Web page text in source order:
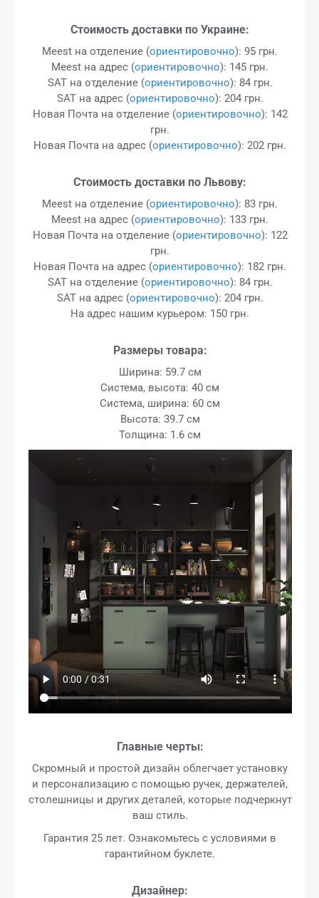
Стоимость доставки по Украине:
Meest на отделение (ориентировочно): 95 грн.
Meest на адрес (ориентировочно): 145 грн.
SAT на отделение (ориентировочно): 84 грн.
SAT на адрес (ориентировочно): 204 грн.
Новая Почта на отделение (ориентировочно): 142
грн.
Новая Почта на адрес (ориентировочно): 202 грн.
Стоимость доставки по Львову:
Meest на отделение (ориентировочно): 83 грн.
Meest на адрес (ориентировочно): 133 грн.
Новая Почта на отделение (ориентировочно): 122
грн.
Новая Почта на адрес (ориентировочно): 182 грн.
SAT на отделение (ориентировочно): 84 грн.
SAT на адрес (ориентировочно): 204 грн.
На адрес нашим курьером: 150 грн.
Размеры товара:
Ширина: 59.7 см
Система, высота: 40 см
Система, ширина: 60 см
Высота: 39.7 см
Толщина: 1.6 см
Главные черты:
Скромный и простой дизайн облегчает установку
и персонализацию с помощью ручек, держателей,
столешницы и других деталей, которые подчеркнут
ваш стиль.
Гарантия 25 лет. Ознакомьтесь с условиями в
гарантийном буклете.
Дизайнер: